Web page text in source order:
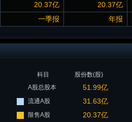
20.37亿 20.37亿
一季报 年报
科目
股份数(股)
A股总股本
51.99亿
流通A股 31.63亿
限售A股 20.37亿